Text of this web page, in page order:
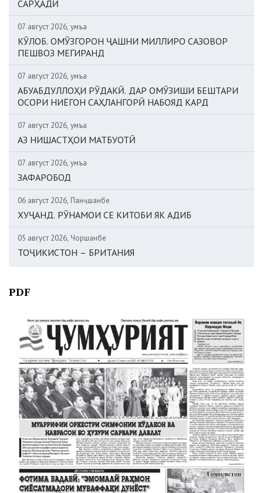
САРҲАДӢ
07 август 2026, Ҷумъа
КӮЛОБ. ОМӮЗГОРОН ҶАШНИ МИЛЛИРО САЗОВОР
ПЕШВОЗ МЕГИРАНД
07 август 2026, Ҷумъа
АБУАБДУЛЛОҲИ РӮДАКӢ. ДАР ОМӮЗИШИ БЕШТАРИ
ОСОРИ НИЁГОН САҲЛАНГОРӢ НАБОЯД КАРД
07 август 2026, Ҷумъа
АЗ НИШАСТҲОИ МАТБУОТӢ
07 август 2026, Ҷумъа
ЗАФАРОБОД
06 август 2026, Панҷшанбе
ХУҶАНД. РӮНАМОИ СЕ КИТОБИ ЯК АДИБ
05 август 2026, Чоршанбе
ТОҶИКИСТОН – БРИТАНИЯ
PDF